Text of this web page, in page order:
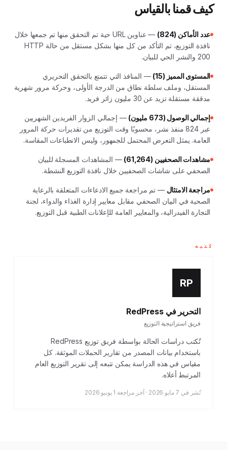
كيف قمنا بالقياس
عدد الأماكن (824)
— عناوين URL حية تم التحقق منها تم جمعها خلال
نافذة التوزيع، تم التأكد من كل منها بشكل مستقل من حالة HTTP
200 والنشر الحي للبيان.
المستوى المميز (15)
— المنافذ التي تتمتع بالتحقق التحريري
المستقل، وملف سلطة نطاق من الدرجة الأولى، وحركة مرور شهرية
مدققة مستقلة تزيد عن 30 مليون زائر فريد.
إجمالي الوصول (673 مليون)
— إجمالي الزوار الفريدين الشهريين
عبر 824 منفذ نشر، محسوبًا وقت التوزيع من تقديرات حركة المرور
العامة. يمثل التعرض المحتمل للجمهور، وليس الانطباعات المقاسة.
مشاهدات الصحفيين (61,264)
— المشاهدات المسجلة للبيان
الصحفي على شاشات الصحفيين خلال نافذة التوزيع النشطة.
مراجعة الامتثال — تم مراجعة جميع الادعاءات المتعلقة بالرعاية
الصحية في البيان الصحفي مقابل معايير إدارة الغذاء والدواء، لجنة
التجارة الفيدرالية، والمعايير العامة للإعلانات الطبية قبل التوزيع.
كتبه
RP
التحرير في RedPress
فريق استراتيجية التوزيع
تُكتب دراسات الحالة بواسطة فريق توزيع RedPress
باستخدام بيانات المصدر من تقارير الحملات الموثقة. كل
مقياس في هذه الدراسة يمكن تتبعه إلى تقرير التوزيع العام
المرتبط أعلاه.
نُشر في 7 مايو 2026 · آخر مراجعة 1 يونيو 2026